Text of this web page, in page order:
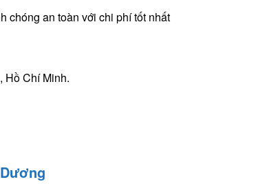
chóng an toàn với chi phí tốt nhất
Hồ Chí Minh.